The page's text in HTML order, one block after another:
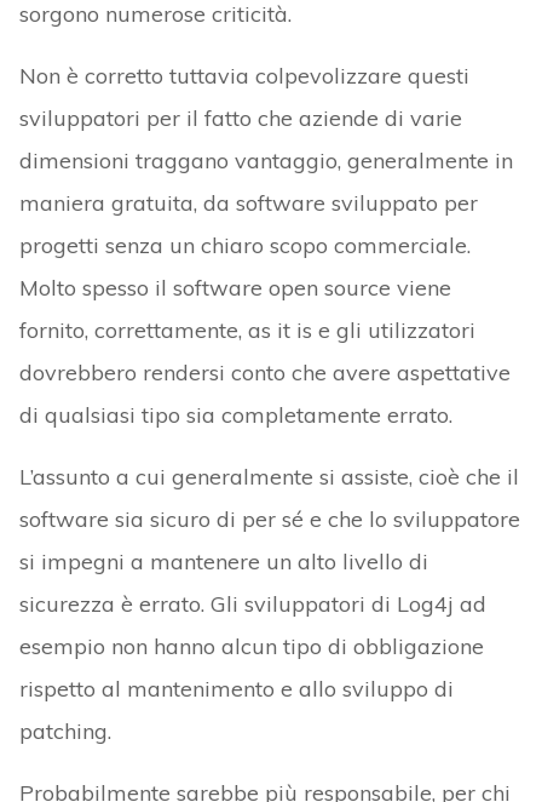
sorgono numerose criticità.
Non è corretto tuttavia colpevolizzare questi
sviluppatori per il fatto che aziende di varie
dimensioni traggano vantaggio, generalmente in
maniera gratuita, da software sviluppato per
progetti senza un chiaro scopo commerciale.
Molto spesso il software open source viene
fornito, correttamente, as it is e gli utilizzatori
dovrebbero rendersi conto che avere aspettative
di qualsiasi tipo sia completamente errato.
L’assunto a cui generalmente si assiste, cioè che il
software sia sicuro di per sé e che lo sviluppatore
si impegni a mantenere un alto livello di
sicurezza è errato. Gli sviluppatori di Log4j ad
esempio non hanno alcun tipo di obbligazione
rispetto al mantenimento e allo sviluppo di
patching.
Probabilmente sarebbe più responsabile, per chi